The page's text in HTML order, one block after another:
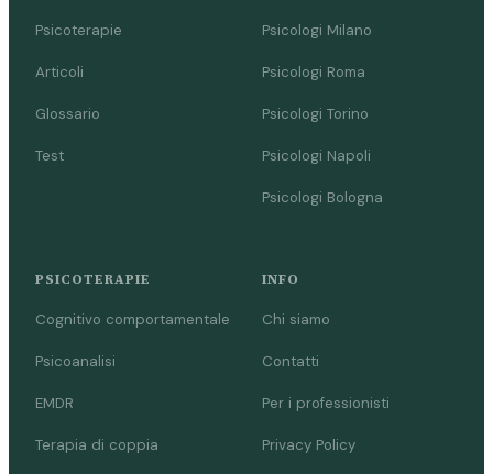
Psicoterapie
Articoli
Glossario
Test
Psicologi Milano
Psicologi Roma
Psicologi Torino
Psicologi Napoli
Psicologi Bologna
PSICOTERAPIE
Cognitivo comportamentale
Psicoanalisi
EMDR
Terapia di coppia
INFO
Chi siamo
Contatti
Per i professionisti
Privacy Policy